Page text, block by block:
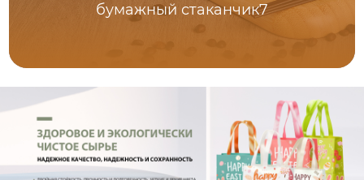
бумажный стаканчик7